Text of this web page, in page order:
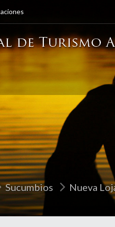
Sucumbios Nueva